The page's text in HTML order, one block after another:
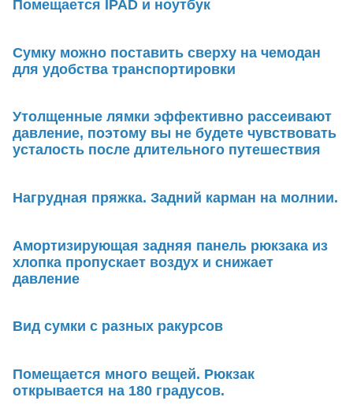
Помещается IPAD и ноутбук
Сумку можно поставить сверху на чемодан
для удобства транспортировки
Утолщенные лямки эффективно рассеивают
давление, поэтому вы не будете чувствовать
усталость после длительного путешествия
Нагрудная пряжка. Задний карман на молнии.
Амортизирующая задняя панель рюкзака из
хлопка пропускает воздух и снижает
давление
Вид сумки с разных ракурсов
Помещается много вещей. Рюкзак
открывается на 180 градусов.